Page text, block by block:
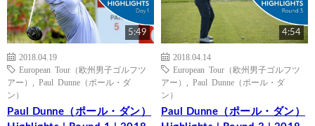
5:49
2018.04.19
European Tour（欧州男子ゴルフツ
アー）
Paul Dunne（ポール・ダ
ン）
Paul Dunne（ポール・ダン）
4:54
2018.04.14
European Tour（欧州男子ゴルフツ
アー）
Paul Dunne（ポール・ダ
ン）
Paul Dunne（ポール・ダン）